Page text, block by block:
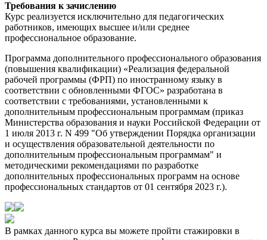
Требования к зачислению
Курс реализуется исключительно для педагогических
работников, имеющих высшее и/или среднее
профессиональное образование.
Программа дополнительного профессионального образования
(повышения квалификации) «Реализация федеральной
рабочей программы (ФРП) по иностранному языку в
соответствии с обновленными ФГОС» разработана в
соответствии с требованиями, установленными к
дополнительным профессиональным программам (приказ
Министерства образования и науки Российской Федерации от
1 июля 2013 г. N 499 "Об утверждении Порядка организации
и осуществления образовательной деятельности по
дополнительным профессиональным программам" и
методическими рекомендациями по разработке
дополнительных профессиональных программ на основе
профессиональных стандартов от 01 сентября 2023 г.).
В рамках данного курса вы можете пройти стажировки в